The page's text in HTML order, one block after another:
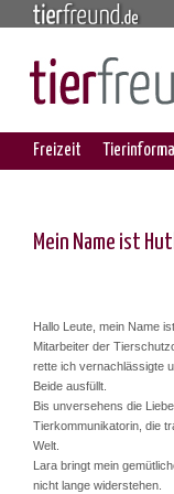
Freizeit
Mein Name ist
Hallo Leute, mein Name
Mitarbeiter der
rette ich vernachlässigte
Beide ausfüllt.
Bis unversehens die
Tierkommunikatorin, die
Welt.
Lara bringt mein
nicht lange widerstehen.